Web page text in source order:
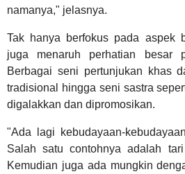
namanya," jelasnya.
Tak hanya berfokus pada aspek
juga menaruh perhatian besar
Berbagai seni pertunjukan khas
tradisional hingga seni sastra
digalakkan dan dipromosikan.
"Ada lagi kebudayaan-
Salah satu contohnya adalah
Kemudian juga ada mungkin